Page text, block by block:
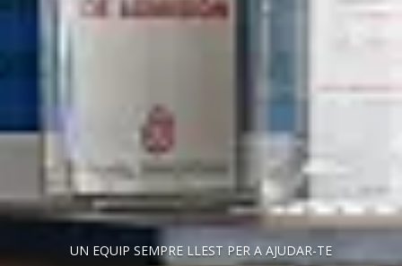
UN EQUIP SEMPRE LLEST PER A AJUDAR-TE